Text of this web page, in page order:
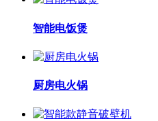
智能电饭煲
厨房电火锅